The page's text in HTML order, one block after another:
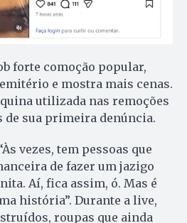
forte comoção popular,
e mostra mais cenas.
utilizada nas remoções
de sua primeira denúncia.
vezes, tem pessoas que
de fazer um jazigo
Aí, fica assim, ó. Mas é
história”. Durante a live,
roupas que ainda